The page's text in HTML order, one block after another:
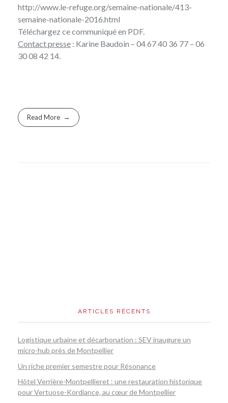
http://www.le-refuge.org/semaine-nationale/413-
semaine-nationale-2016.html
Téléchargez ce communiqué en PDF.
Contact presse : Karine Baudoin – 04 67 40 36 77 – 06
30 08 42 14.
Read More
ARTICLES RÉCENTS
Logistique urbaine et décarbonation : SEV inaugure un
micro-hub près de Montpellier
Un riche premier semestre pour Résonance
Hôtel Verrière-Montpellieret : une restauration historique
pour Vertuose-Kordiance, au cœur de Montpellier